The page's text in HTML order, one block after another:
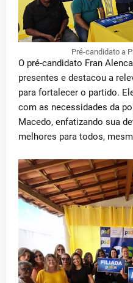
Pré-candidato a
O pré-candidato Fran
presentes e destacou a
para fortalecer o partido.
com as necessidades da
Macedo, enfatizando sua
melhores para todos,